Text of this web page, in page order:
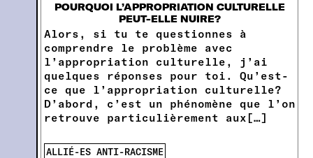
POURQUOI L’APPROPRIATION CULTURELLE
PEUT-ELLE NUIRE?
Alors, si tu te questionnes à
comprendre le problème avec
l’appropriation culturelle, j’ai
quelques réponses pour toi. Qu’est-
ce que l’appropriation culturelle?
D’abord, c’est un phénomène que l’on
retrouve particulièrement aux[…]
ALLIÉ-ES ANTI-RACISME